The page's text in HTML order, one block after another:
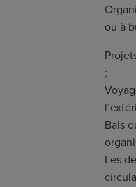
ou à
;
Bals
Les